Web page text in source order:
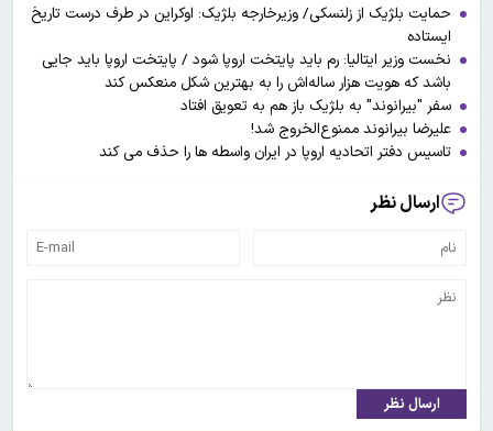
حمایت بلژیک از زلنسکی/ وزیرخارجه بلژیک: اوکراین در طرف درست تاریخ
ایستاده
نخست وزیر ایتالیا: رم باید پایتخت اروپا شود / پایتخت اروپا باید جایی
باشد که هویت هزار ساله‌اش را به بهترین شکل منعکس کند
سفر "بیرانوند" به بلژیک باز هم به تعویق افتاد
علیرضا بیرانوند ممنوع‌الخروج شد!
تاسیس دفتر اتحادیه اروپا در ایران واسطه ها را حذف می کند
ارسال نظر
ارسال نظر